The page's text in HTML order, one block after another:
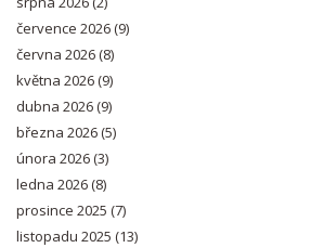
července 2026(9)
června 2026(8)
května 2026(9)
dubna 2026(9)
března 2026(5)
února 2026(3)
ledna 2026(8)
prosince 2025 (7)
listopadu 2025 (13)